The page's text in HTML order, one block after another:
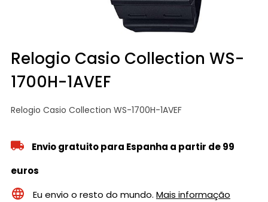
Relogio Casio Collection WS-
1700H-1AVEF
Relogio Casio Collection WS-1700H-1AVEF
Envio gratuito para Espanha a partir de 99
euros
Eu envio o resto do mundo. Mais informação